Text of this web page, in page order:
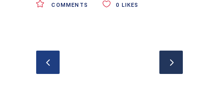
COMMENTS 0 LIKES